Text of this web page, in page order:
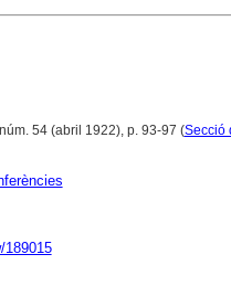
54 (abril 1922), p. 93-97 (Secció